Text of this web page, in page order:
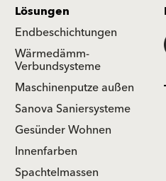
Lösungen
Endbeschichtungen
Wärmedämm-
Verbundsysteme
Maschinenputze außen
Sanova Saniersysteme
Gesünder Wohnen
Innenfarben
Spachtelmassen